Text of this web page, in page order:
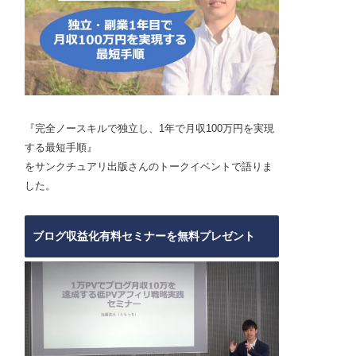
『完全ノースキルで独立し、1年で月収100万円を実現
する最短手順』
をサンクチュアリ出版さんのトークイベントで語りま
した。
ブログ収益化有料セミナーを無料プレゼント